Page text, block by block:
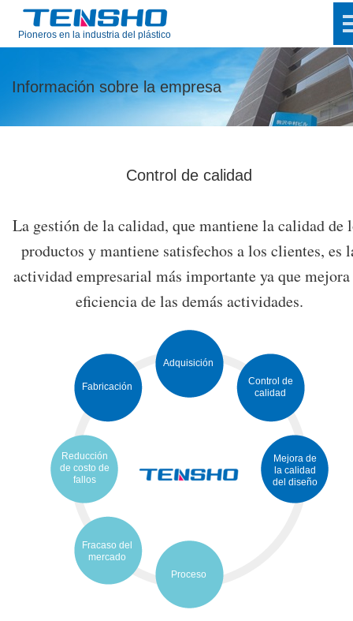
Pioneros en la industria del plástico
Información sobre la empresa
Control de calidad
La gestión de la calidad, que mantiene la calidad de
productos y mantiene satisfechos a los clientes, es
actividad empresarial más importante ya que
eficiencia de las demás actividades.
Fabricación
Adquisición
Control de
calidad
Mejora de
la calidad
del diseño
Proceso
Fracaso del
mercado
Reducción
de costo de
fallos